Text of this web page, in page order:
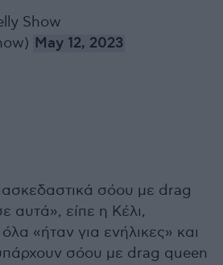
Show
May 12, 2023
σόου με drag
αυτά», είπε η Κέλι,
«ήταν για ενήλικες» και
σόου με drag queen